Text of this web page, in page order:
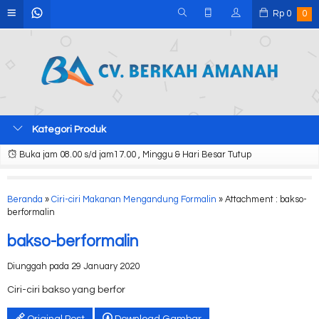
Rp 0 0
Kategori Produk
Buka jam 08.00 s/d jam17.00 , Minggu & Hari Besar Tutup
Beranda » Ciri-ciri Makanan Mengandung Formalin » Attachment : bakso-
berformalin
bakso-berformalin
Diunggah pada 29 January 2020
Ciri-ciri bakso yang berfor